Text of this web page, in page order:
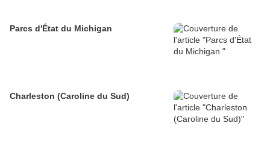
Parcs d'État du Michigan
Charleston (Caroline du Sud)